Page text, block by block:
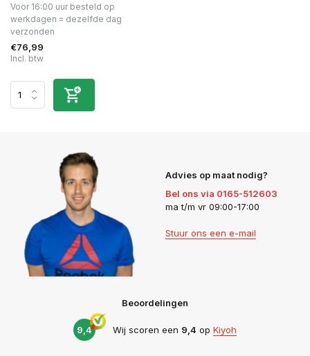
Voor 16:00 uur besteld op
werkdagen = dezelfde dag
verzonden
€76,99
Incl. btw
Advies op maat nodig?
Bel ons via 0165-512603
ma t/m vr 09:00-17:00
Stuur ons een e-mail
Beoordelingen
9,4 Wij scoren een 9,4 op Kiyoh